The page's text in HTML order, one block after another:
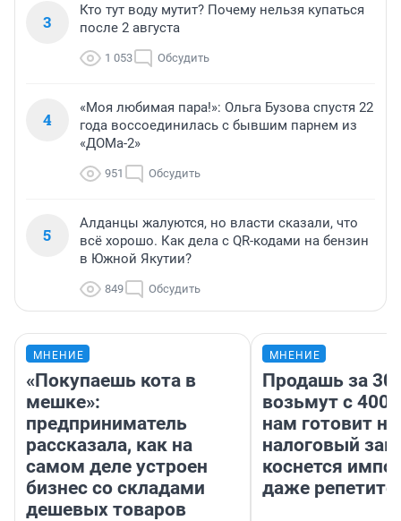
3
Кто тут воду мутит? Почему нельзя купаться
после 2 августа
1 053 Обсудить
4
«Моя любимая пара!»: Ольга Бузова спустя 22
года воссоединилась с бывшим парнем из
«ДОМа-2»
951 Обсудить
5
Алданцы жалуются, но власти сказали, что
всё хорошо. Как дела с QR-кодами на бензин
в Южной Якутии?
849 Обсудить
МНЕНИЕ
«Покупаешь кота в
мешке»:
предприниматель
рассказала, как на
самом деле устроен
бизнес со складами
дешевых товаров
МНЕНИЕ
Продашь за
возьмут с
нам готовит
налоговый
коснется
даже